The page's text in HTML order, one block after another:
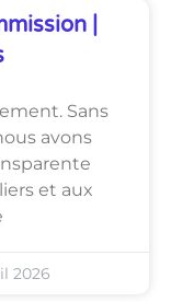
|
Sans
avons
et aux
2026